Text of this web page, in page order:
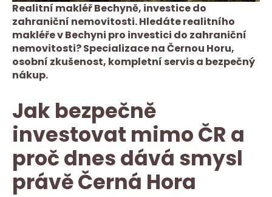
Realitní makléř Bechyně, investice do
zahraniční nemovitosti. Hledáte realitního
makléře v Bechyni pro investici do zahraniční
nemovitosti? Specializace na Černou Horu,
osobní zkušenost, kompletní servis a bezpečný
nákup.
Jak bezpečně
investovat mimo ČR a
proč dnes dává smysl
právě Černá Hora